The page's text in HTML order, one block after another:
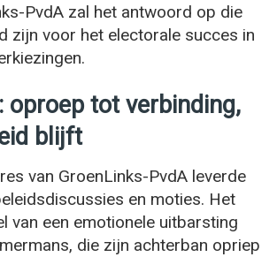
PvdA zal het antwoord op die
zijn voor het electorale succes in
oproep tot verbinding,
blijft
van GroenLinks-PvdA leverde
en moties. Het
van een emotionele uitbarsting
die zijn achterban opriep